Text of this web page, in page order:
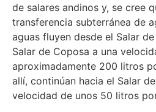
de salares andinos y, se cree
transferencia subterránea de
aguas fluyen desde el Salar
Salar de Coposa a una
aproximadamente 200 litros
allí, continúan hacia el Salar
velocidad de unos 50 litros